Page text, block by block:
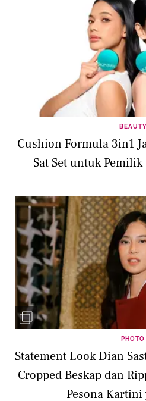
BEAUTY
Cushion Formula 3in1
Sat Set untuk
PHOTO
Statement Look Dian
Cropped Beskap dan
Pesona Kartini